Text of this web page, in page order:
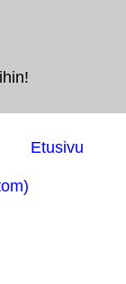
Etusivu